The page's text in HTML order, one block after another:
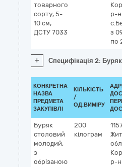
товарного
сорту, 5-
10 см,
ДСТУ 7033
р-н
з
по
+ Специфікація 2:
КОНКРЕТНА
НАЗВА
ПРЕДМЕТА
ЗАКУПІВЛІ
КІЛЬКІСТЬ
/
ОД.ВИМІРУ
Буряк
столовий
молодий,
з
обрізаною
200
кілограм
р-н